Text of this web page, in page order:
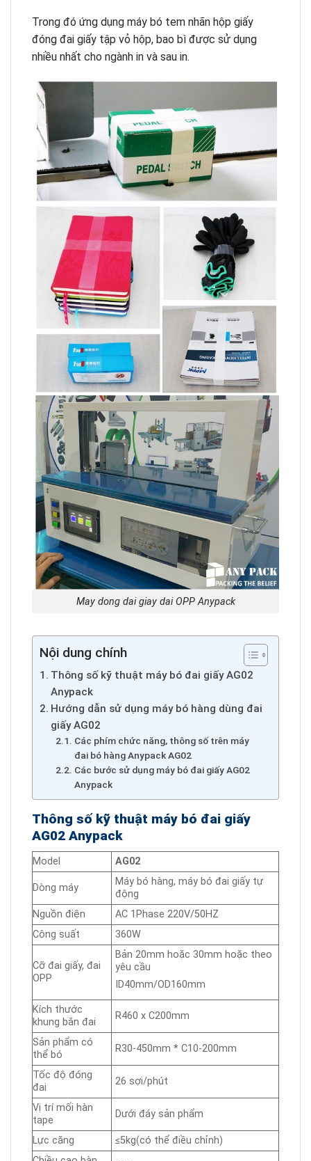
Trong đó ứng dụng máy bó tem nhãn hộp giấy
đóng đai giấy tập vỏ hộp, bao bì được sử dụng
nhiều nhất cho ngành in và sau in.
May dong dai giay dai OPP Anypack
Nội dung chính
Thông số kỹ thuật máy bó đai giấy AG02
Anypack
Hướng dẫn sử dụng máy bó hàng dùng đai
giấy AG02
Các phím chức năng, thông số trên máy
đai bó hàng Anypack AG02
Các bước sử dụng máy bó đai giấy AG02
Anypack
Thông số kỹ thuật máy bó đai giấy
AG02 Anypack
Model AG02
Dòng máy
Máy bó hàng, máy bó đai giấy tự
động
Nguồn điện
AC 1Phase 220V/50HZ
Công suất
360W
Cỡ đai giấy, đai
OPP
Bản 20mm hoặc 30mm hoặc theo
yêu cầu
ID40mm/OD160mm
Kích thước
khung bắn đai
R460 x C200mm
Sản phẩm có
thể bó
R30-450mm * C10-200mm
Tốc độ đóng
đai
26 sợi/phút
Vị trí mối hàn
tape
Dưới đáy sản phẩm
Lực căng
≤5kg(có thể điều chỉnh)